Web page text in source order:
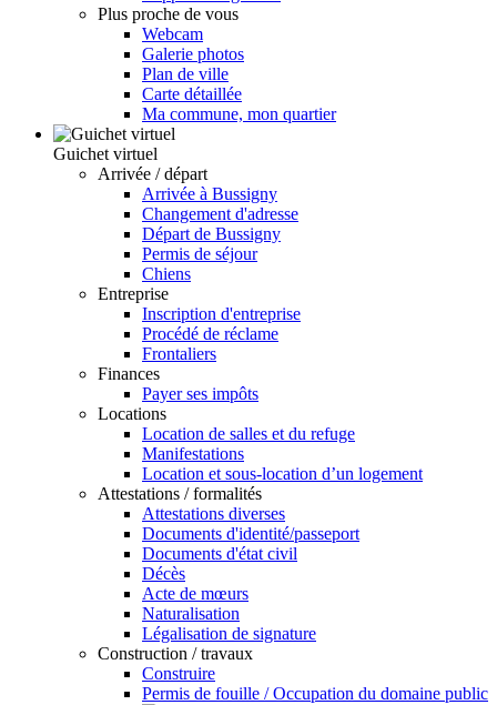
Plus proche de vous
Webcam
Galerie photos
Plan de ville
Carte détaillée
Ma commune, mon quartier
Guichet virtuel
Arrivée / départ
Arrivée à Bussigny
Changement d'adresse
Départ de Bussigny
Permis de séjour
Chiens
Entreprise
Inscription d'entreprise
Procédé de réclame
Frontaliers
Finances
Payer ses impôts
Locations
Location de salles et du refuge
Manifestations
Location et sous-location d’un logement
Attestations / formalités
Attestations diverses
Documents d'identité/passeport
Documents d'état civil
Décès
Acte de mœurs
Naturalisation
Légalisation de signature
Construction / travaux
Construire
Permis de fouille / Occupation du domaine public